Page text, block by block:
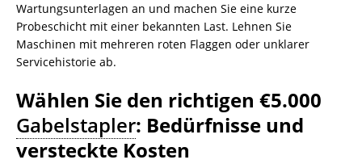
Wartungsunterlagen an und machen Sie eine kurze
Probeschicht mit einer bekannten Last. Lehnen Sie
Maschinen mit mehreren roten Flaggen oder unklarer
Servicehistorie ab.
Wählen Sie den richtigen €5.000
Gabelstapler: Bedürfnisse und
versteckte Kosten